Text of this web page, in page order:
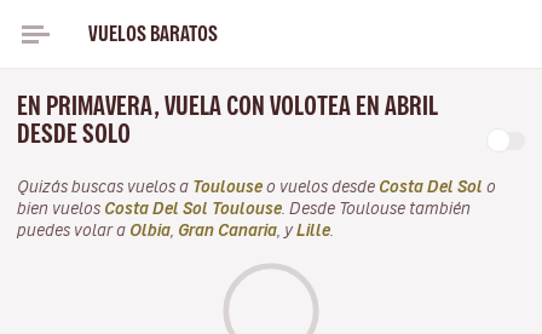
VUELOS BARATOS
EN PRIMAVERA, VUELA CON VOLOTEA EN ABRIL
DESDE SOLO
Quizás buscas vuelos a Toulouse o vuelos desde Costa Del Sol o
bien vuelos Costa Del Sol Toulouse . Desde Toulouse también
puedes volar a Olbia Gran Canaria , y Lille